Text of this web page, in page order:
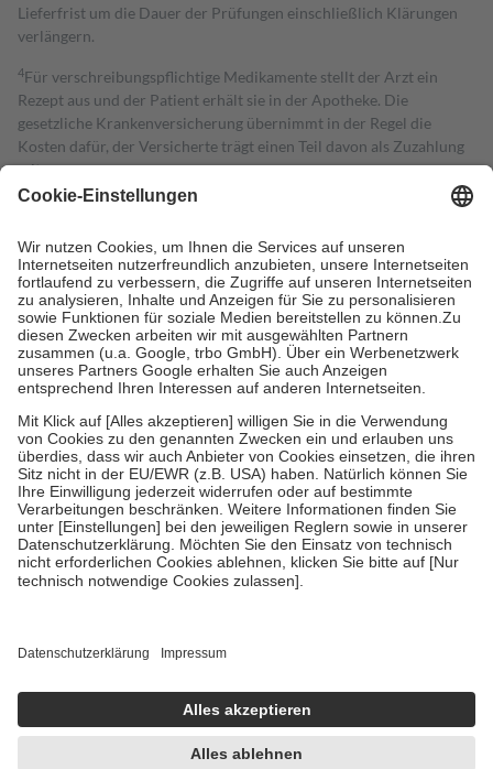
Lieferfrist um die Dauer der Prüfungen einschließlich Klärungen
verlängern.
4Für verschreibungspflichtige Medikamente stellt der Arzt ein
Rezept aus und der Patient erhält sie in der Apotheke. Die
gesetzliche Krankenversicherung übernimmt in der Regel die
Kosten dafür, der Versicherte trägt einen Teil davon als Zuzahlung
mit.
Grundsätzlich leisten Mitglieder Zuzahlungen in Höhe von zehn
höchstens zehn Euro.
Es sind jedoch nie mehr als die tatsächlichen
Kosten der Leistung zu entrichten.
Diese Regeln gelten grundsätzlich auch für Online-Apotheken.
Bei Heilmitteln und häuslicher Krankenpflege beträgt die
Zuzahlung zehn Prozent der Kosten sowie zehn Euro je
Verordnung.
Um das Engagement der Versicherten für ihre eigene Gesundheit zu
stärken und die besondere Stellung der Familie zu unterstützen,
fallenkeine Zuzahlungenan bei:
• Kindern und Jugendlichen bis zum vollendeten 18. Lebensjahr
mit Ausnahme der Fahrkosten
• Untersuchungen zur Vorsorge und Früherkennung, die von der
GKV getragen werden
• empfohlenen Schutzimpfungen
• Harn- und Blutteststreifen
getroffen, um sicherzustellen, dass es sich um echte Bewertungen
https://help.etrusted.com/hc/de/articles/4419944605341
Einige Bilder und Inhalte wurden unter Zuhilfenahme künstlicher